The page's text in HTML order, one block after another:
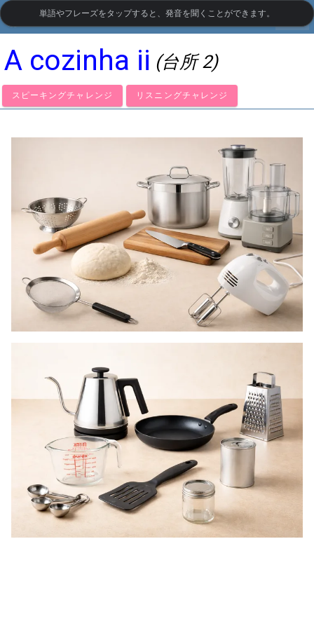
LanguageGuide.org• ポルトガル語の視覚語彙
A cozinha ii (台所 2)
スピーキングチャレンジ リスニングチャレンジ
単語やフレーズをタップすると、発音を聞くことができます。